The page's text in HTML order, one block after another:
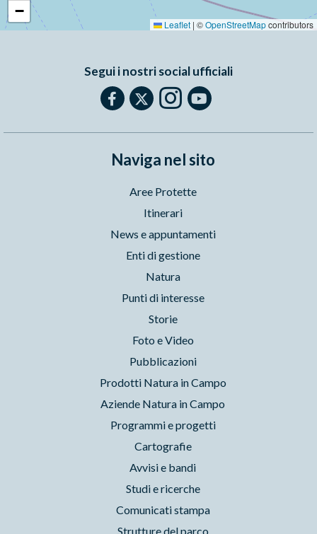
−
Leaflet | ©OpenStreetMapcontributors
Segui i nostri social ufficiali
Naviga nel sito
Aree Protette
Itinerari
News e appuntamenti
Enti di gestione
Natura
Punti di interesse
Storie
Foto e Video
Pubblicazioni
Prodotti Natura in Campo
Aziende Natura in Campo
Programmi e progetti
Cartografie
Avvisi e bandi
Studi e ricerche
Comunicati stampa
Strutture del parco